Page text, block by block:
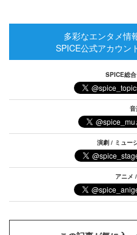
多彩なエンタメ情
SPICE公式アカウン
SPICE総
演劇 / ミュー
アニメ